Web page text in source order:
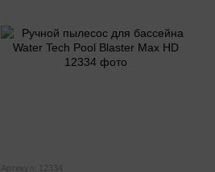
Артикул: 12334